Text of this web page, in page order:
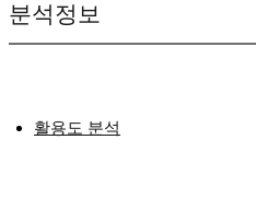
분석정보
활용도 분석